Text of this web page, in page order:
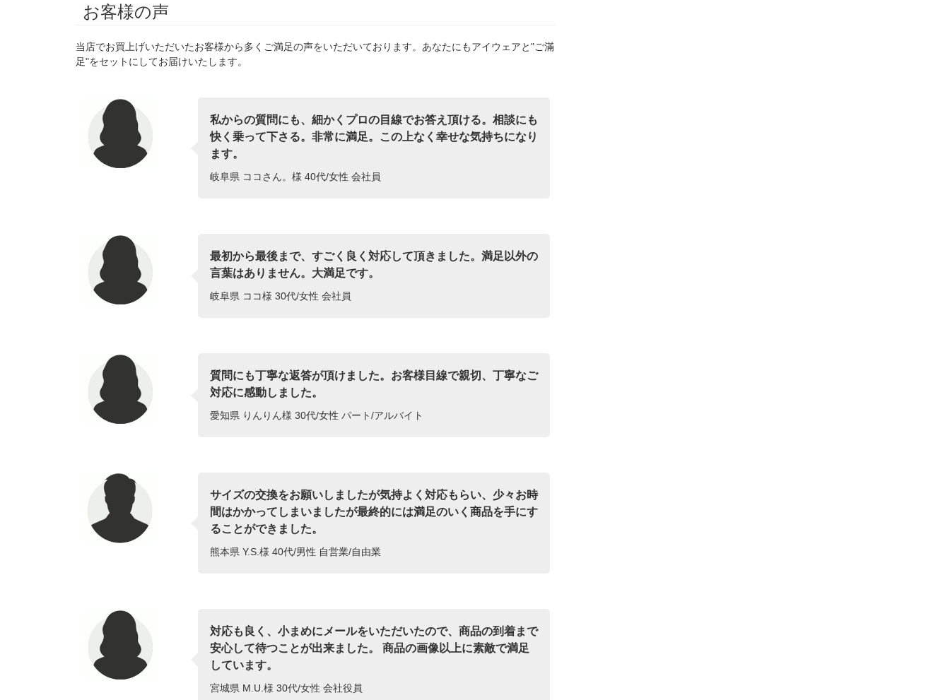
お客様の声
当店でお買上げいただいたお客様から多くご満足の声をいただいております。あなたにもアイウェアと"ご滿
足"をセットにしてお届けいたします。
私からの質問にも、細かくプロの目線でお答え頂ける。相談にも
快く乗って下さる。非常に満足。この上なく幸せな気持ちになり
ます。
岐阜県 ココさん。様 40代/女性 会社員
最初から最後まで、すごく良く対応して頂きました。満足以外の
言葉はありません。大満足です。
岐阜県 ココ様 30代/女性 会社員
質問にも丁寧な返答が頂けました。お客様目線で親切、丁寧なご
対応に感動しました。
愛知県 りんりん様 30代/女性 パート/アルバイト
サイズの交換をお願いしましたが気持よく対応もらい、少々お時
間はかかってしまいましたが最終的には満足のいく商品を手にす
ることができました。
熊本県 Y.S.様 40代/男性 自営業/自由業
対応も良く、小まめにメールをいただいたので、商品の到着まで
安心して待つことが出来ました。 商品の画像以上に素敵で満足
しています。
宮城県 M.U.様 30代/女性 会社役員